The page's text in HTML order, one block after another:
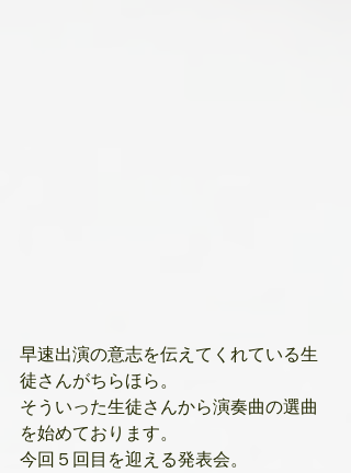
早速出演の意志を伝えてくれている生
徒さんがちらほら。
そういった生徒さんから演奏曲の選曲
を始めております。
今回５回目を迎える発表会。